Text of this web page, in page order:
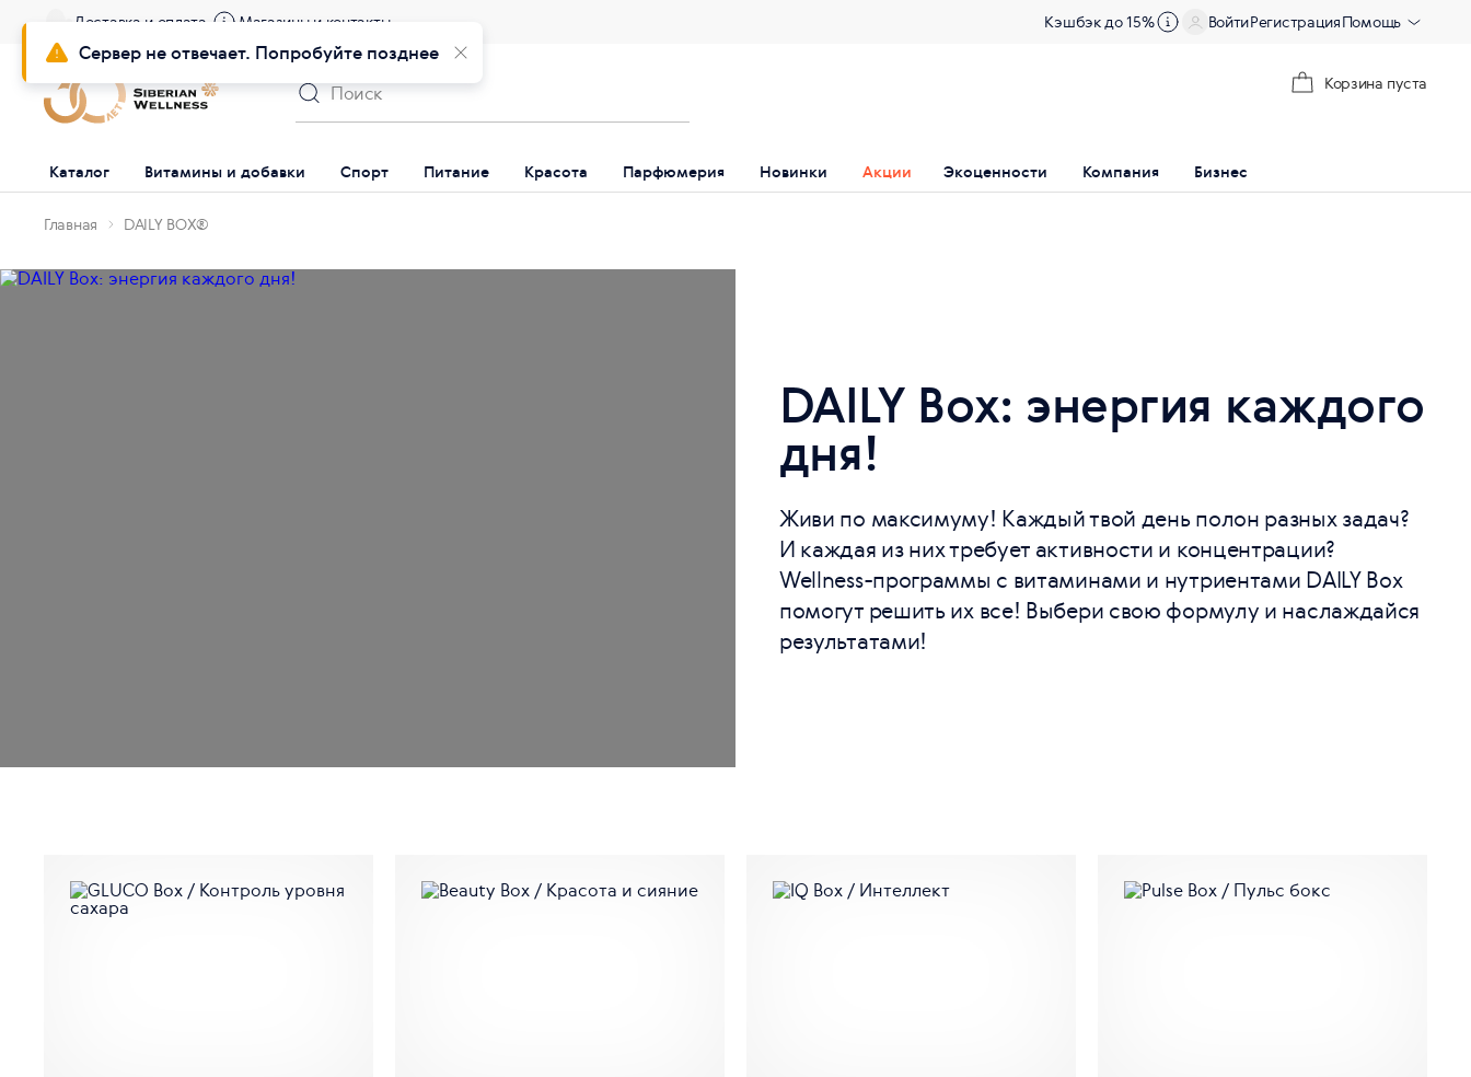
Доставка и оплата Магазины и контакты Кэшбэк до 15% ВойтиРегистрацияПомощь
Корзина пуста
Каталог Витамины и добавки Спорт Питание Красота Парфюмерия Новинки Акции Экоценности Компания Бизнес
Главная DAILY BOX®
DAILY Box: энергия каждого
дня!
Живи по максимуму! Каждый твой день полон разных задач?
И каждая из них требует активности и концентрации?
Wellness-программы с витаминами и нутриентами DAILY Box
помогут решить их все! Выбери свою формулу и наслаждайся
результатами!
Сервер не отвечает. Попробуйте позднее